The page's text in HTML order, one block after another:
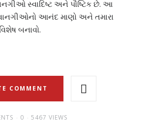
સ્વાદિષ્ટ અને પૌષ્ટિક છે. આ
આનંદ માણો અને તમારા
બનાવો.
COMMENT
0 5467 VIEWS